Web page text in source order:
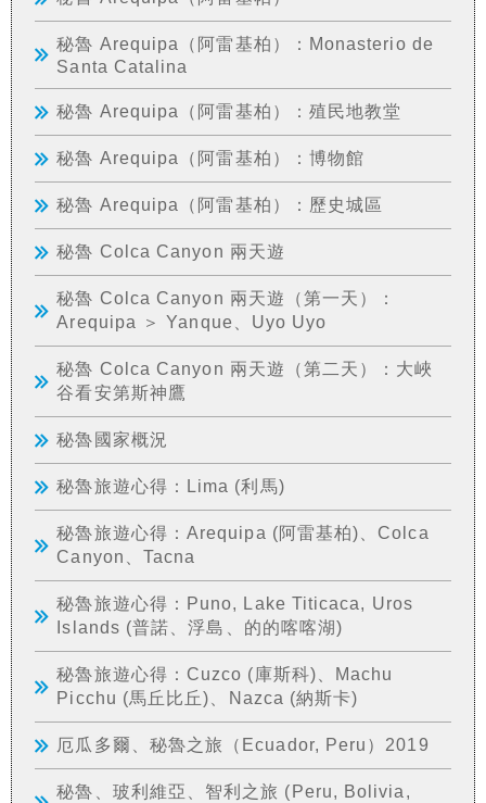
秘魯 Arequipa（阿雷基柏）：Monasterio de
Santa Catalina
秘魯 Arequipa（阿雷基柏）：殖民地教堂
秘魯 Arequipa（阿雷基柏）：博物館
秘魯 Arequipa（阿雷基柏）：歷史城區
秘魯 Colca Canyon 兩天遊
秘魯 Colca Canyon 兩天遊（第一天）：
Arequipa ＞ Yanque、Uyo Uyo
秘魯 Colca Canyon 兩天遊（第二天）：大峽
谷看安第斯神鷹
秘魯國家概況
秘魯旅遊心得：Lima (利馬)
秘魯旅遊心得：Arequipa (阿雷基柏)、Colca
Canyon、Tacna
秘魯旅遊心得：Puno, Lake Titicaca, Uros
Islands (普諾、浮島、的的喀喀湖)
秘魯旅遊心得：Cuzco (庫斯科)、Machu
Picchu (馬丘比丘)、Nazca (納斯卡)
厄瓜多爾、秘魯之旅（Ecuador, Peru）2019
秘魯、玻利維亞、智利之旅 (Peru, Bolivia,